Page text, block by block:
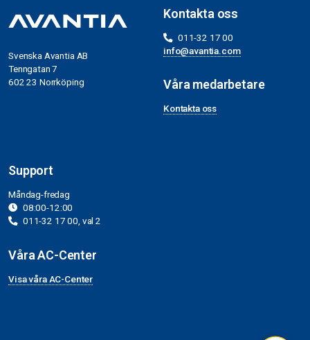
Svenska Avantia AB
Tenngatan 7
602 23 Norrköping
Kontakta oss
011-32 17 00
info@avantia.com
Våra medarbetare
Kontakta oss
Support
Måndag-fredag
08:00-12:00
011-32 17 00, val 2
Våra AC-Center
Visa våra AC-Center